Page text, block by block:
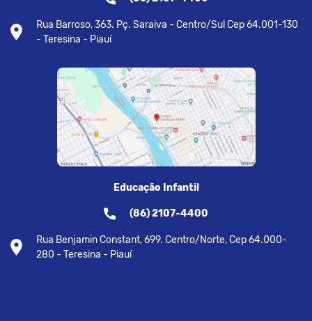
Rua Barroso, 363. Pç. Saraiva - Centro/Sul Cep 64.001-130
- Teresina - Piauí
Educação Infantil
(86) 2107-4400
Rua Benjamin Constant, 699. Centro/Norte, Cep 64.000-
280 - Teresina - Piauí